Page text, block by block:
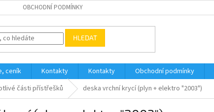
OBCHODNÍ PODMÍNKY
HLEDAT
ceník Kontakty Kontakty Obchodní podmínky
části přístřešků deska vrchní krycí (plyn + elektro "2003")